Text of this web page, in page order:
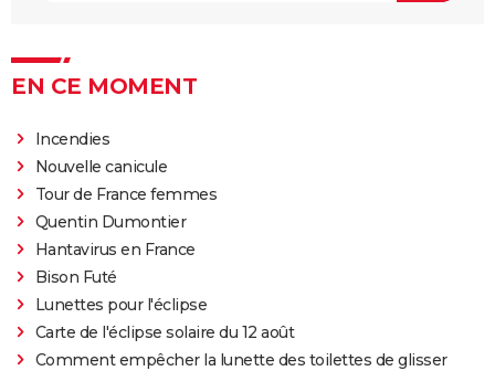
EN CE MOMENT
Incendies
Nouvelle canicule
Tour de France femmes
Quentin Dumontier
Hantavirus en France
Bison Futé
Lunettes pour l'éclipse
Carte de l'éclipse solaire du 12 août
Comment empêcher la lunette des toilettes de glisser